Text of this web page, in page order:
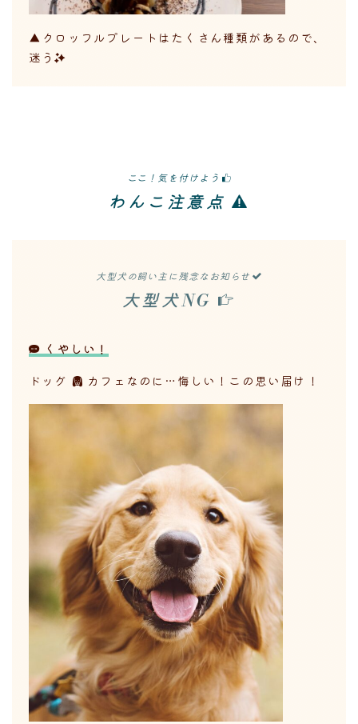
▲クロッフルプレートはたくさん種類があるので、
迷う
ここ！気を付けよう
わんこ注意点
大型犬の飼い主に残念なお知らせ
大型犬NG
くやしい！
ドッグ
カフェなのに…悔しい！この思い届け！